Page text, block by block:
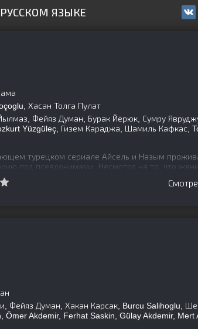
ЯЗЫКЕ
Хасан Толга Пулат
Фейяз Думан, Бурак Йёрюк, Сумру
Yüzgüleç, Гизем Караджа, Шамиль Кафкас,
турецком сериале Айсель и Назым
под псевдонимами. Несмотря на то, что
Айсели, она подливает снотворное в его
Фейяз Думан, Хакан Карсак, Burcu Salihoglu,
Ömer Akdemir, Ferhat Saskin, Gülay Akdemir, Mert